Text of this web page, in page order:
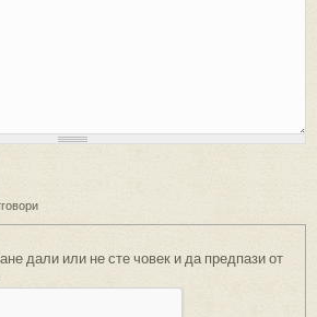
дали или не сте човек и да предпази от